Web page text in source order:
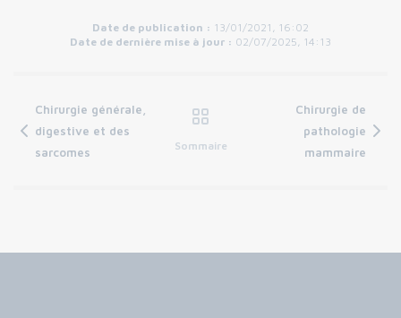
Date de publication : 13/01/2021, 16:02
Date de dernière mise à jour : 02/07/2025, 14:13
Chirurgie générale,
digestive et des
sarcomes
Sommaire
Chirurgie de
pathologie
mammaire